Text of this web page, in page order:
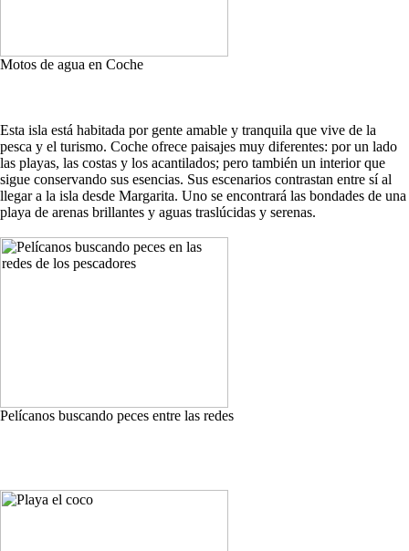
Motos de agua en Coche
Esta isla está habitada por gente amable y tranquila que vive de la
pesca y el turismo. Coche ofrece paisajes muy diferentes: por un lado
las playas, las costas y los acantilados; pero también un interior que
sigue conservando sus esencias. Sus escenarios contrastan entre sí al
llegar a la isla desde Margarita. Uno se encontrará las bondades de una
playa de arenas brillantes y aguas traslúcidas y serenas.
Pelícanos buscando peces entre las redes